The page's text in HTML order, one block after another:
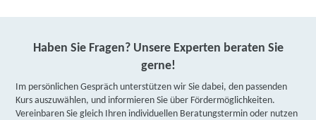
Haben Sie Fragen? Unsere Experten beraten Sie
gerne!
Im persönlichen Gespräch unterstützen wir Sie dabei, den passenden
Kurs auszuwählen, und informieren Sie über Fördermöglichkeiten.
Vereinbaren Sie gleich Ihren individuellen Beratungstermin oder nutzen